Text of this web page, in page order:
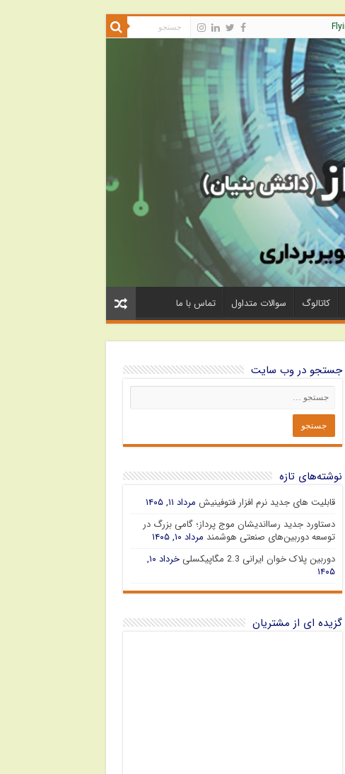
کاتالوگ سوالات متداول تماس با ما
جستجو در وب سایت
نوشته‌های تازه
قابلیت های جدید نرم افزار فتوفینیش مرداد ۱۱, ۱۴۰۵
دستاورد جدید رسااندیشان موج پرداز؛ گامی بزرگ در
توسعه دوربین‌های صنعتی هوشمند مرداد ۱۰, ۱۴۰۵
دوربین پلاک خوان ایرانی 2.3 مگاپیکسلی
خرداد ۱۰,
۱۴۰۵
گزیده ای از مشتریان